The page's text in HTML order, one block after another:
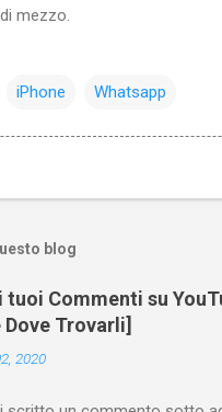
mezzo.
iPhone Whatsapp
blog
tuoi Commenti su
Trovarli]
2020